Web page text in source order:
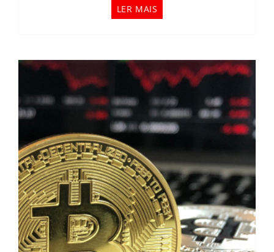
LER MAIS